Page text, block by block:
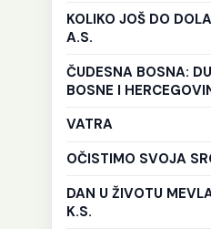
KOLIKO JOŠ DO
A.S.
ČUDESNA BOSNA:
BOSNE I
VATRA
OČISTIMO SVOJA
DAN U ŽIVOTU
K.S.